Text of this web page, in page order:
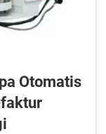
Otomatis